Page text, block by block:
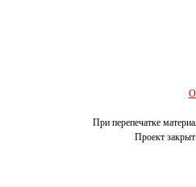
О
При перепечатке
Проект закрыт